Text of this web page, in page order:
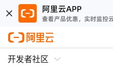
开发者社区